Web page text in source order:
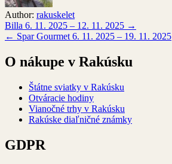
Author: rakuskelet
Navigácia
v
článku
Billa 6. 11. 2025 – 12. 11. 2025 →
← Spar Gourmet 6. 11. 2025 – 19. 11. 2025
O nákupe v Rakúsku
Štátne sviatky v Rakúsku
Otváracie hodiny
Vianočné trhy v Rakúsku
Rakúske diaľničné známky
GDPR